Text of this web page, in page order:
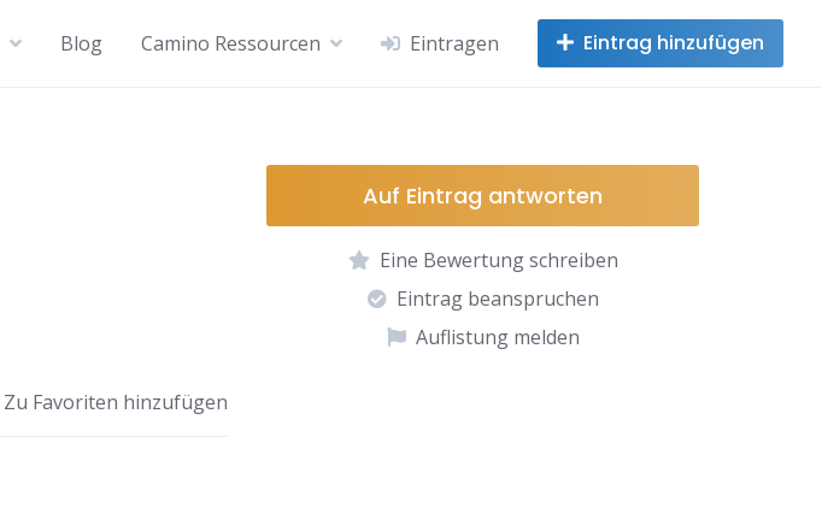
Blog Camino Ressourcen Eintragen Eintrag hinzufügen
Zu Favoriten hinzufügen
Auf Eintrag antworten
Eine Bewertung schreiben
Eintrag beanspruchen
Auflistung melden